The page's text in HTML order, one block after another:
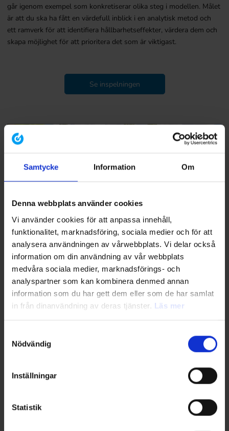
Samtycke Information Om
Denna webbplats använder cookies
Vi använder cookies för att anpassa innehåll,
funktionalitet, marknadsföring, sociala medier och för att
analysera användningen av vårwebbplats. Vi delar också
information om din användning av vår webbplats
medvåra sociala medier, marknadsförings- och
analyspartner som kan kombinera denmed annan
information som du har gett dem eller som de har samlat
in från dinanvändning av deras tjänster. Läs mer
Nödvändig
Inställningar
Statistik
går igenom exempel som konkretiserar olika steg i modellen. Målet
är att du ska ha fått en värdefull inblick i en analytisk metod och
ett ramverk för att identifiera hållbarhetseffekter, värdera dem och
skapa möjlighet för att prioritera det som är viktigast.
Se inspelningen
Metoden kan användas till exempel för att:
Motivera finansiering
Stärka kommunikation
Underlätta samordning
Bidra med processtöd
Webbinariet är kostnadsfritt och alla som anmäler sig får en länk